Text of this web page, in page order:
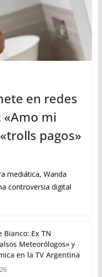
en redes
mi
pagos»
mediática, Wanda
controversia digital
Bianco: Ex TN
Meteorólogos» y
en la TV Argentina